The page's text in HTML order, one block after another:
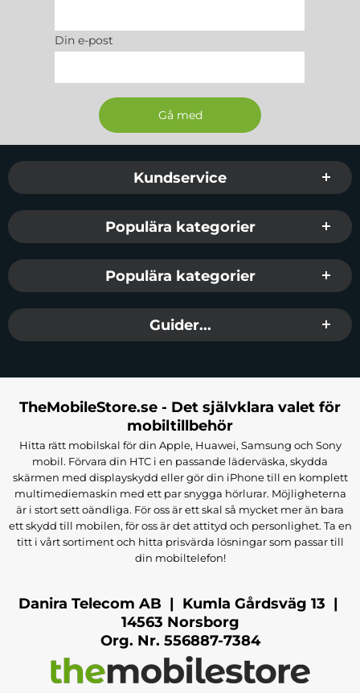
Din e-post
Sidfot Blandad info och länkar
Kundservice
Populära kategorier
Populära kategorier
Guider...
TheMobileStore.se - Det självklara valet för
mobiltillbehör
Hitta rätt mobilskal för din Apple, Huawei, Samsung och Sony
mobil. Förvara din HTC i en passande läderväska, skydda
skärmen med displayskydd eller gör din iPhone till en komplett
multimediemaskin med ett par snygga hörlurar. Möjligheterna
är i stort sett oändliga. För oss är ett skal så mycket mer än bara
ett skydd till mobilen, för oss är det attityd och personlighet. Ta en
titt i vårt sortiment och hitta prisvärda lösningar som passar till
din mobiltelefon!
Danira Telecom AB | Kumla Gårdsväg 13 |
14563 Norsborg
Org. Nr. 556887-7384